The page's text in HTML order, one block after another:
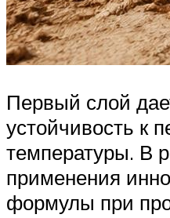
Первый слой
устойчивость к
температуры. В
применения
формулы при